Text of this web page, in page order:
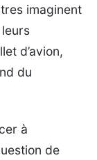
imaginent
d’avion,
du
à
de